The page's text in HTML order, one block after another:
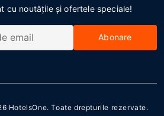
cu noutățile și ofertele speciale!
Abonare
HotelsOne. Toate drepturile rezervate.